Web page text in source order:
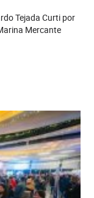
Tejada Curti por
Mercante